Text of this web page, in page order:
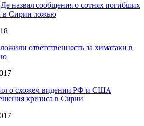
назвал сообщения о сотнях погибших
в Сирии ложью
ответственность за химатаки в
о схожем видении РФ и США
кризиса в Сирии